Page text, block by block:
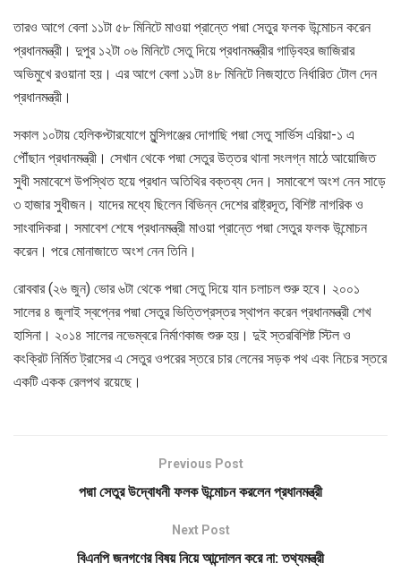
তারও আগে বেলা ১১টা ৫৮ মিনিটে মাওয়া প্রান্তে পদ্মা সেতুর ফলক উন্মোচন করেন
প্রধানমন্ত্রী। দুপুর ১২টা ০৬ মিনিটে সেতু দিয়ে প্রধানমন্ত্রীর গাড়িবহর জাজিরার
অভিমুখে রওয়ানা হয়। এর আগে বেলা ১১টা ৪৮ মিনিটে নিজহাতে নির্ধারিত টোল দেন
প্রধানমন্ত্রী।
সকাল ১০টায় হেলিকপ্টারযোগে মুন্সিগঞ্জের দোগাছি পদ্মা সেতু সার্ভিস এরিয়া-১ এ
পৌঁছান প্রধানমন্ত্রী। সেখান থেকে পদ্মা সেতুর উত্তর থানা সংলগ্ন মাঠে আয়োজিত
সুধী সমাবেশে উপস্থিত হয়ে প্রধান অতিথির বক্তব্য দেন। সমাবেশে অংশ নেন সাড়ে
৩ হাজার সুধীজন। যাদের মধ্যে ছিলেন বিভিন্ন দেশের রাষ্ট্রদূত, বিশিষ্ট নাগরিক ও
সাংবাদিকরা। সমাবেশ শেষে প্রধানমন্ত্রী মাওয়া প্রান্তে পদ্মা সেতুর ফলক উন্মোচন
করেন। পরে মোনাজাতে অংশ নেন তিনি।
রোববার (২৬ জুন) ভোর ৬টা থেকে পদ্মা সেতু দিয়ে যান চলাচল শুরু হবে। ২০০১
সালের ৪ জুলাই স্বপ্নের পদ্মা সেতুর ভিত্তিপ্রস্তর স্থাপন করেন প্রধানমন্ত্রী শেখ
হাসিনা। ২০১৪ সালের নভেম্বরে নির্মাণকাজ শুরু হয়। দুই স্তরবিশিষ্ট স্টিল ও
কংক্রিট নির্মিত ট্রাসের এ সেতুর ওপরের স্তরে চার লেনের সড়ক পথ এবং নিচের স্তরে
একটি একক রেলপথ রয়েছে।
Previous Post
পদ্মা সেতুর উদ্বোধনী ফলক উন্মোচন করলেন প্রধানমন্ত্রী
Next Post
বিএনপি জনগণের বিষয় নিয়ে আন্দোলন করে না: তথ্যমন্ত্রী